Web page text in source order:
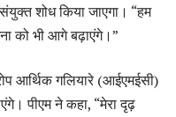
शोध किया जाएगा। “हम
को भी आगे बढ़ाएंगे।”
आर्थिक गलियारे (आईएमईसी)
पीएम ने कहा, “मेरा दृढ़